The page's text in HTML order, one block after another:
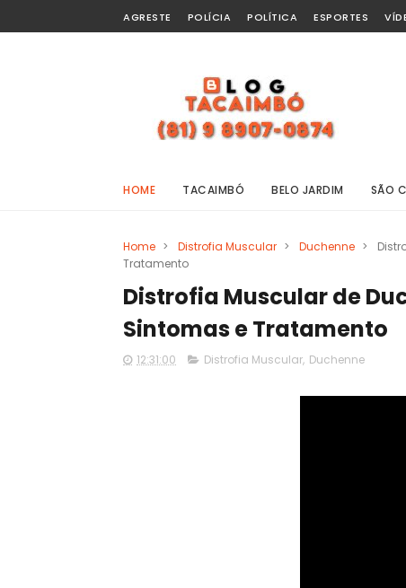
AGRESTE POLÍCIA POLÍTICA ESPORTES
HOME TACAIMBÓ BELO JARDIM SÃO
Home > Distrofia Muscular > Duchenne >
Tratamento
Distrofia Muscular de
Sintomas e Tratamento
12:31:00 Distrofia Muscular, Duchenne